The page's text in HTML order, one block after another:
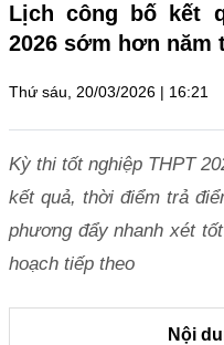
Lịch công bố kết
2026 sớm hơn năm
Thứ sáu, 20/03/2026 | 16:21
Kỳ thi tốt nghiệp THPT
kết quả, thời điểm trả
phương đẩy nhanh xét
hoạch tiếp theo
Nội